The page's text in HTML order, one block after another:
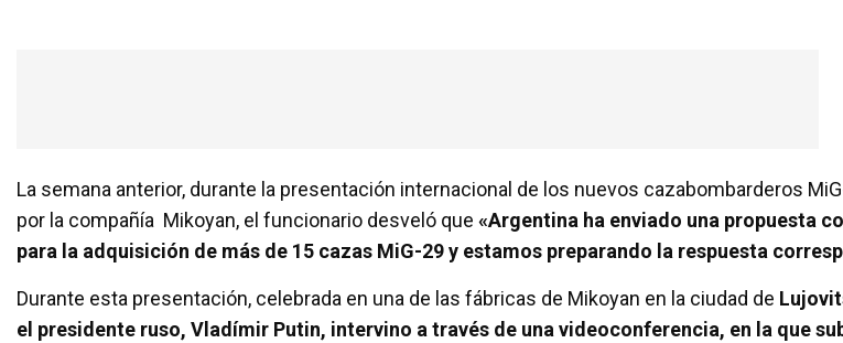
La semana anterior, durante la presentación internacional de los nuevos cazabombarderos
por la compañía Mikoyan, el funcionario desveló que «Argentina ha enviado una propuesta
para la adquisición de más de 15 cazas MiG-29 y estamos preparando la respuesta
Durante esta presentación, celebrada en una de las fábricas de Mikoyan en la ciudad de
el presidente ruso, Vladímir Putin, intervino a través de una videoconferencia, en la que